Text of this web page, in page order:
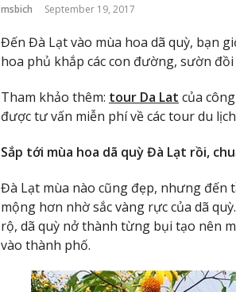
msbich September 19, 2017
Đến Đà Lạt vào mùa hoa dã quỳ, bạn
hoa phủ khắp các con đường, sườn
Tham khảo thêm: tour Da Lat của
được tư vấn miễn phí về các tour du
Sắp tới mùa hoa dã quỳ Đà Lạt rồi,
Đà Lạt mùa nào cũng đẹp, nhưng đến
mộng hơn nhờ sắc vàng rực của dã
rộ, dã quỳ nở thành từng bụi tạo nên
vào thành phố.